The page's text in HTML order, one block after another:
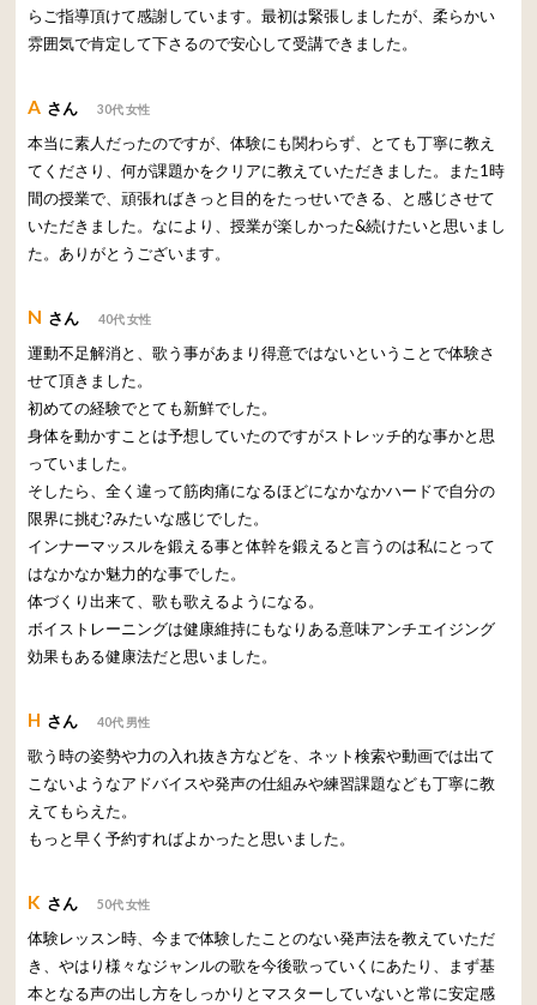
らご指導頂けて感謝しています。最初は緊張しましたが、柔らかい
雰囲気で肯定して下さるので安心して受講できました。
A さん 30代 女性
本当に素人だったのですが、体験にも関わらず、とても丁寧に教え
てくださり、何が課題かをクリアに教えていただきました。また1時
間の授業で、頑張ればきっと目的をたっせいできる、と感じさせて
いただきました。なにより、授業が楽しかった&続けたいと思いまし
た。ありがとうございます。
N さん 40代 女性
運動不足解消と、歌う事があまり得意ではないということで体験さ
せて頂きました。
初めての経験でとても新鮮でした。
身体を動かすことは予想していたのですがストレッチ的な事かと思
っていました。
そしたら、全く違って筋肉痛になるほどになかなかハードで自分の
限界に挑む?みたいな感じでした。
インナーマッスルを鍛える事と体幹を鍛えると言うのは私にとって
はなかなか魅力的な事でした。
体づくり出来て、歌も歌えるようになる。
ボイストレーニングは健康維持にもなりある意味アンチエイジング
効果もある健康法だと思いました。
H さん 40代 男性
歌う時の姿勢や力の入れ抜き方などを、ネット検索や動画では出て
こないようなアドバイスや発声の仕組みや練習課題なども丁寧に教
えてもらえた。
もっと早く予約すればよかったと思いました。
K さん 50代 女性
体験レッスン時、今まで体験したことのない発声法を教えていただ
き、やはり様々なジャンルの歌を今後歌っていくにあたり、まず基
本となる声の出し方をしっかりとマスターしていないと常に安定感